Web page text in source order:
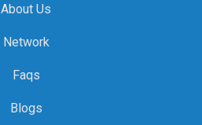
About Us
Network
Faqs
Blogs